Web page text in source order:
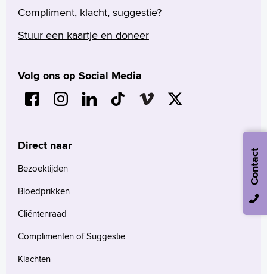
Arabisch
Compliment, klacht, suggestie?
Stuur een kaartje en doneer
Volg ons op Social Media
Direct naar
Bezoektijden
Bloedprikken
Cliëntenraad
Complimenten of Suggestie
Klachten
Contact